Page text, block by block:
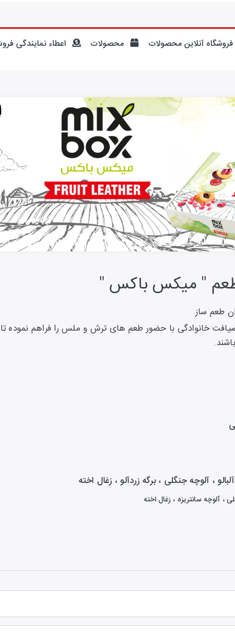
فروشگاه آنلاین محصولات محصولات اعطاء نمایندگی
" میکس باکس "
طعم ساز
خانوادگی با حضور طعم های ترش و ملس را فراهم نموده
، آلوچه سانتریزه ، زغال اخته